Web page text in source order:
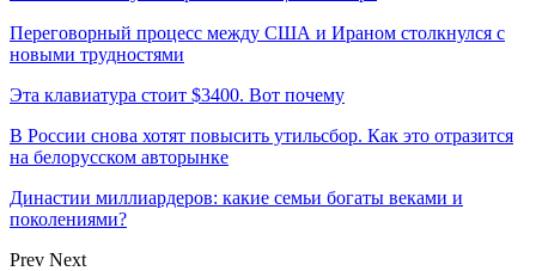
Переговорный процесс между США и Ираном столкнулся с
новыми трудностями
Эта клавиатура стоит $3400. Вот почему
В России снова хотят повысить утильсбор. Как это отразится
на белорусском авторынке
Династии миллиардеров: какие семьи богаты веками и
поколениями?
Prev Next